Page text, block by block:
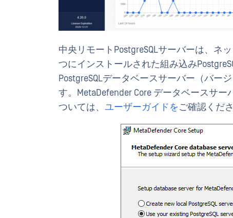
中央リモートPostgreSQLサーバーは、ネ
つにインストールされた組み込み
PostgreSQLデータベースサーバー（バー
す。MetaDefender Core データベースサ
ついては、 ユーザーガイドをご確認くださ